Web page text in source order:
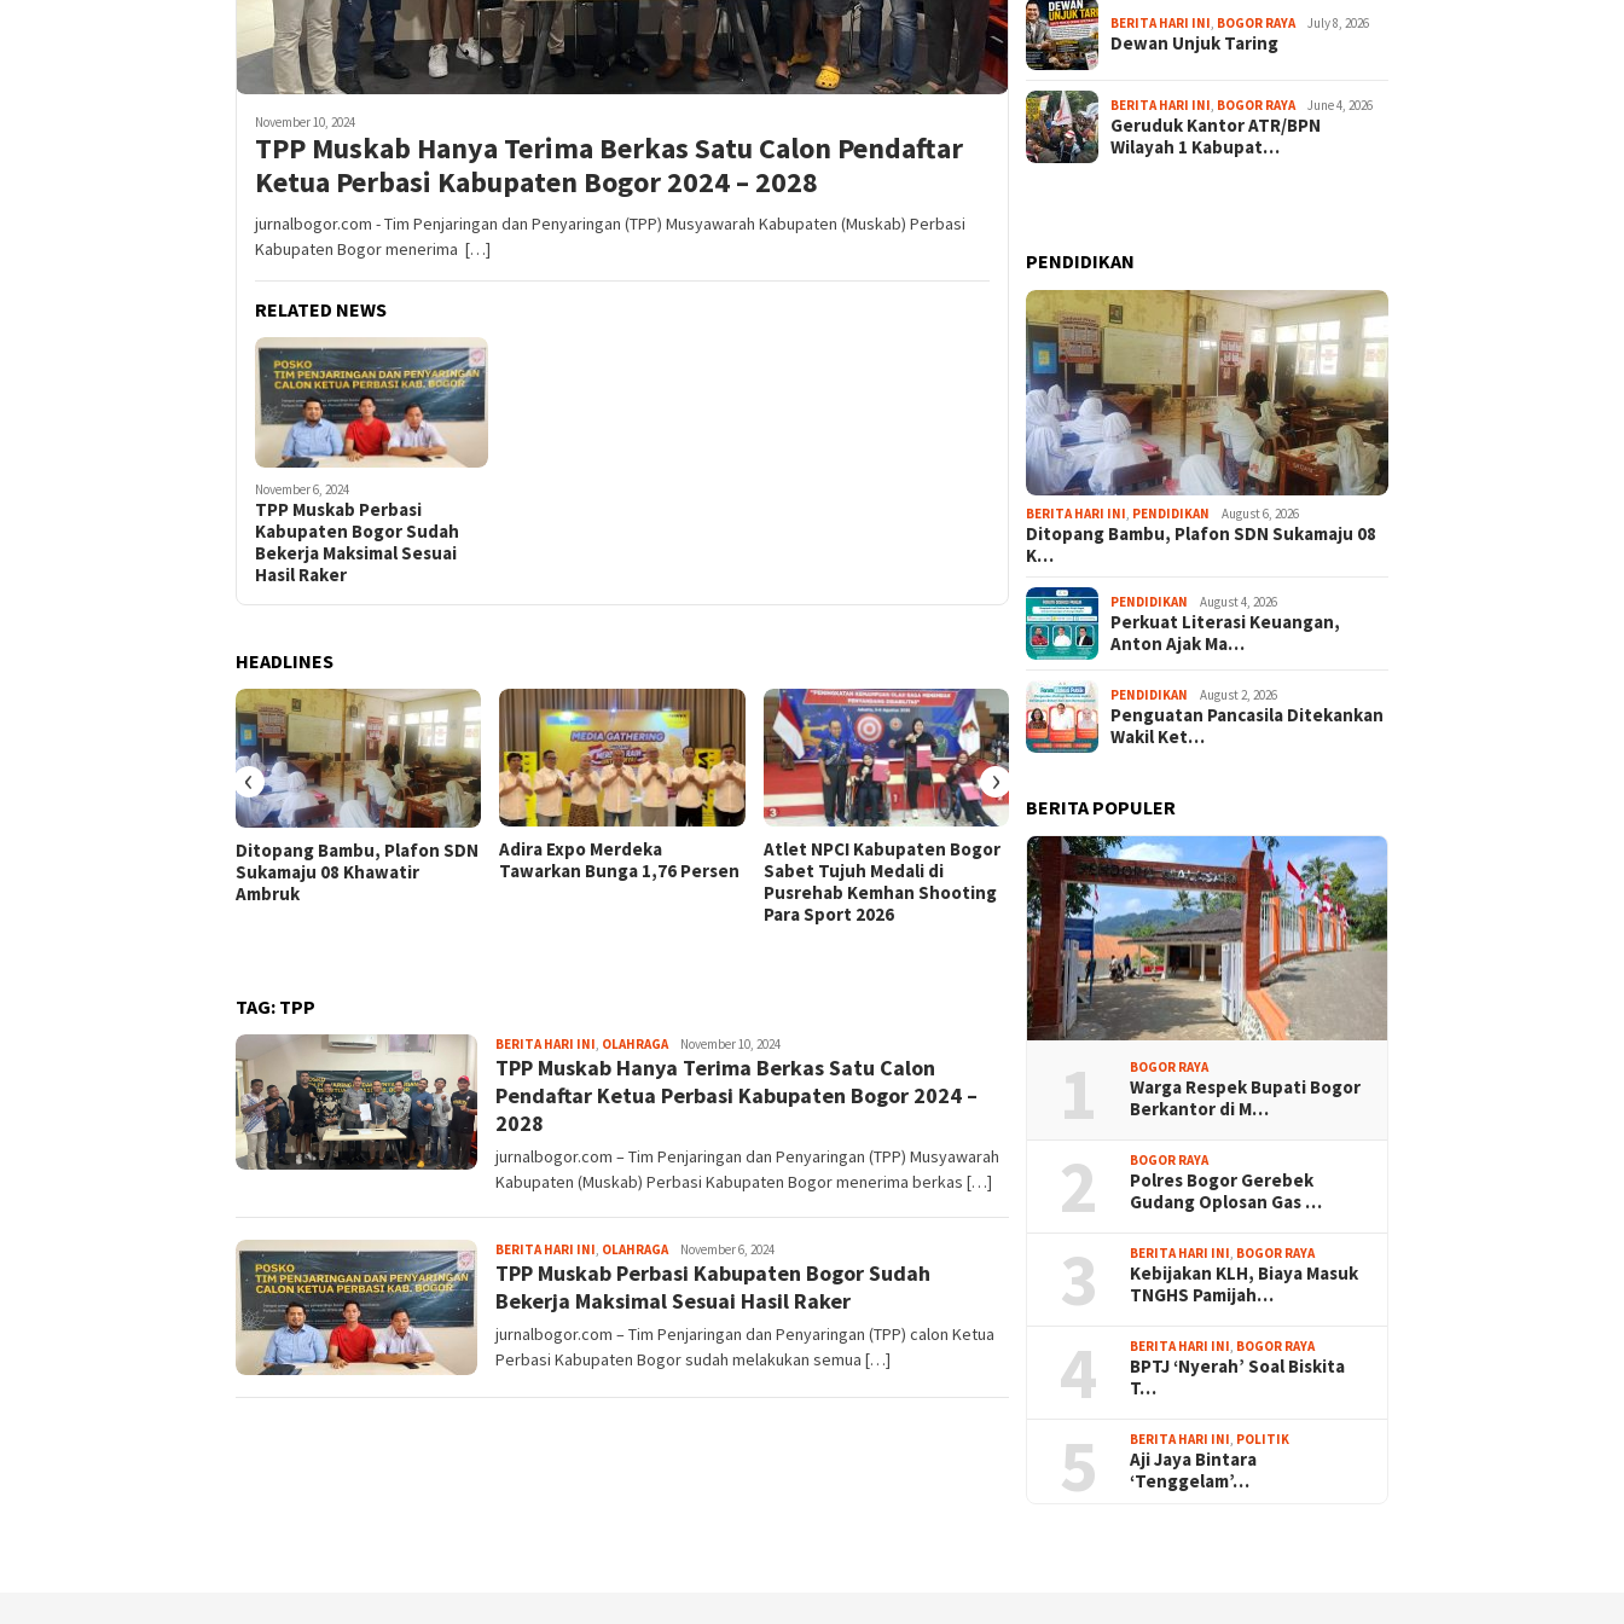
November 10, 2024
TPP Muskab Hanya Terima Berkas Satu Calon Pendaftar
Ketua Perbasi Kabupaten Bogor 2024 – 2028
jurnalbogor.com - Tim Penjaringan dan Penyaringan (TPP) Musyawarah Kabupaten (Muskab) Perbasi
Kabupaten Bogor menerima […]
RELATED NEWS
November 6, 2024
TPP Muskab Perbasi
Kabupaten Bogor Sudah
Bekerja Maksimal Sesuai
Hasil Raker
HEADLINES
Ditopang Bambu, Plafon SDN
Sukamaju 08 Khawatir
Ambruk
Adira Expo Merdeka
Tawarkan Bunga 1,76 Persen
Atlet NPCI Kabupaten Bogor
Sabet Tujuh Medali di
Pusrehab Kemhan Shooting
Para Sport 2026
Ajang Promosi Wisata,
Ratusan Peserta Ikuti Tour
Malasari Halimun Salak 2026
Kajari Denny Achmad Dukung
Pembangunan Wisma dan
Sarana Latihan Atlet NPCI
‹ ›
TAG: TPP
BERITA HARI INI, OLAHRAGAAga
Alamanda
November 10, 2024
TPP Muskab Hanya Terima Berkas Satu Calon
Pendaftar Ketua Perbasi Kabupaten Bogor 2024 –
2028
jurnalbogor.com – Tim Penjaringan dan Penyaringan (TPP) Musyawarah
Kabupaten (Muskab) Perbasi Kabupaten Bogor menerima berkas […]
BERITA HARI INI, OLAHRAGAAga
Alamanda
November 6, 2024
TPP Muskab Perbasi Kabupaten Bogor Sudah
Bekerja Maksimal Sesuai Hasil Raker
jurnalbogor.com – Tim Penjaringan dan Penyaringan (TPP) calon Ketua
Perbasi Kabupaten Bogor sudah melakukan semua […]
BERITA HARI INI BOGOR RAYA July 8, 2026
Dewan Unjuk Taring
BERITA HARI INI BOGOR RAYA June 4, 2026
Geruduk Kantor ATR/BPN
Wilayah 1 Kabupat…
PENDIDIKAN
BERITA HARI INI PENDIDIKAN August 6, 2026
Ditopang Bambu, Plafon SDN Sukamaju 08
K…
PENDIDIKAN August 4, 2026
Perkuat Literasi Keuangan,
Anton Ajak Ma…
PENDIDIKAN August 2, 2026
Penguatan Pancasila Ditekankan
Wakil Ket…
BERITA POPULER
1 BOGOR RAYA
Warga Respek Bupati Bogor
Berkantor di M…
2 BOGOR RAYA
Polres Bogor Gerebek
Gudang Oplosan Gas …
3 BERITA HARI INI, BOGOR RAYA
Kebijakan KLH, Biaya Masuk
TNGHS Pamijah…
4 BERITA HARI INI, BOGOR RAYA
BPTJ ‘Nyerah’ Soal Biskita
T…
5 BERITA HARI INI, POLITIK
Aji Jaya Bintara
‘Tenggelam’…